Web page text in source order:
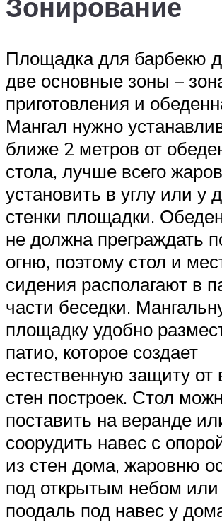
Площадка для барбекю
две основные зоны –
приготовления и
Мангал нужно
ближе 2 метров от
стола, лучше всего
установить в углу или у
стенки площадки.
не должна преграждать
огню, поэтому стол и
сидения располагают в
части беседки.
площадку удобно
патио, которое создает
естественную защиту от
стен построек. Стол
поставить на веранде
соорудить навес с
из стен дома, жаровню
под открытым небом или
поодаль под навес у